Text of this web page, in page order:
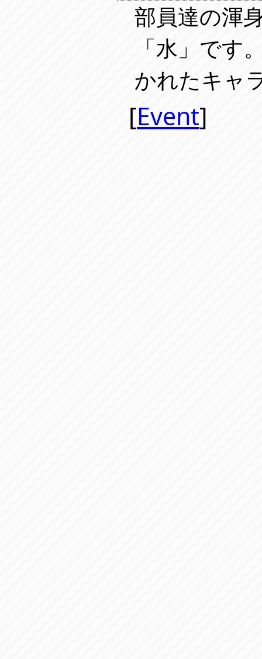
部員達の渾
「水」です
かれたキャ
[Event]